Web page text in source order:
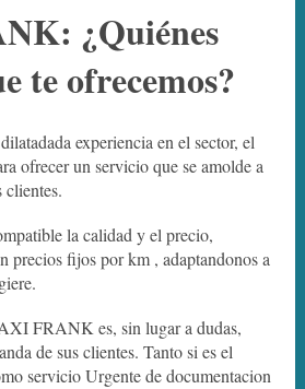
¿Quiénes
te ofrecemos?
experiencia en el sector, el
ofrecer un servicio que se amolde a
clientes.
la calidad y el precio,
precios fijos por km , adaptandonos a
FRANK es, sin lugar a dudas,
de sus clientes. Tanto si es el
servicio Urgente de documentacion